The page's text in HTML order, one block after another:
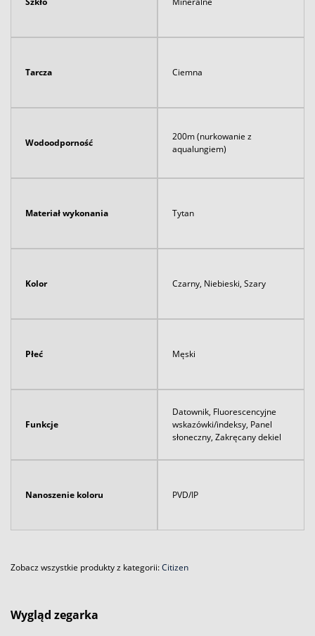
Tarcza Ciemna
Wodoodporność
200m (nurkowanie z
aqualungiem)
Materiał wykonania Tytan
Kolor Czarny, Niebieski, Szary
Płeć Męski
Funkcje
Datownik, Fluorescencyjne
wskazówki/indeksy, Panel
słoneczny, Zakręcany dekiel
Nanoszenie koloru PVD/IP
Zobacz wszystkie produkty z kategorii:Citizen
Wygląd zegarka